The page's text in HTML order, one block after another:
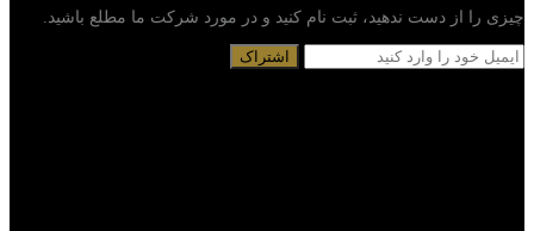
چیزی را از دست ندهید، ثبت نام کنید و در مورد شرکت ما مطلع باشید.